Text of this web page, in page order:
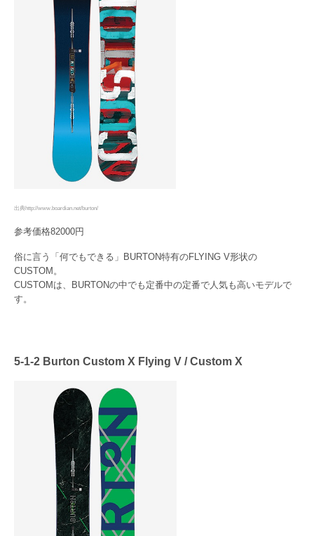
出典http://www.boardian.net/burton/
参考価格82000円
俗に言う「何でもできる」BURTON特有のFLYING V形状の
CUSTOM。
CUSTOMは、BURTONの中でも定番中の定番で人気も高いモデルで
す。
5-1-2 Burton Custom X Flying V / Custom X